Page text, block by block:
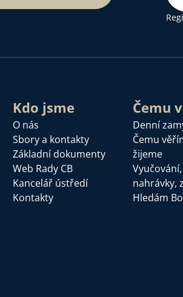
Kdo jsme
O nás
Sbory a kontakty
Základní dokumenty
Web Rady CB
Kancelář ústředí
Kontakty
Čemu
Denní
Čemu
žijeme
nahrávky,
Hledám